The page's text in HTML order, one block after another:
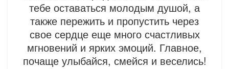
тебе оставаться молодым душой, а
также пережить и пропустить через
свое сердце еще много счастливых
мгновений и ярких эмоций. Главное,
почаще улыбайся, смейся и веселись!